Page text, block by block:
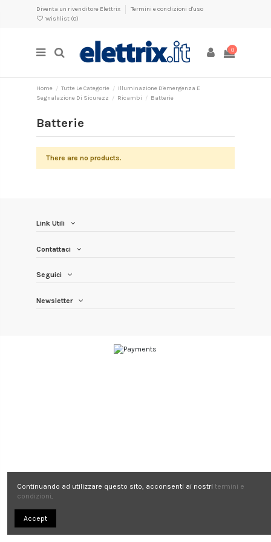
Diventa un rivenditore Elettrix
Termini e condizioni d'uso
Wishlist (0)
0
Home Tutte Le Categorie
Illuminazione D'emergenza E
Segnalazione Di Sicurezz
Ricambi Batterie
Batterie
There are no products.
Link Utili
Contattaci
Seguici
Newsletter
Continuando ad utilizzare questo sito, acconsenti ai nostri termini e
condizioni.
Accept